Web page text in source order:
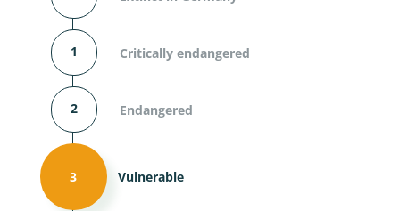
1 Critically endangered
2 Endangered
3 Vulnerable